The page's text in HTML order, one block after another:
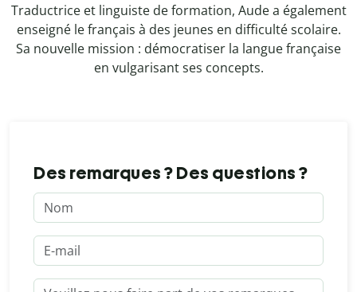
Traductrice et linguiste de formation, Aude a également
enseigné le français à des jeunes en difficulté scolaire.
Sa nouvelle mission : démocratiser la langue française
en vulgarisant ses concepts.
Des remarques ? Des questions ?